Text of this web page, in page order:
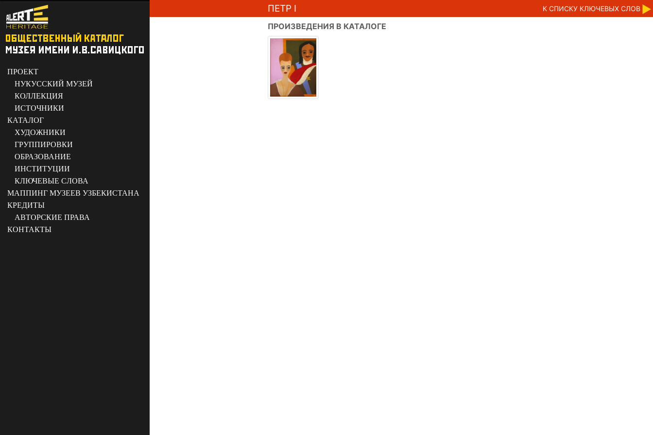
ПРОЕКТ
НУКУССКИЙ МУЗЕЙ
КОЛЛЕКЦИЯ
ИСТОЧНИКИ
КАТАЛОГ
ХУДОЖНИКИ
ГРУППИРОВКИ
ОБРАЗОВАНИЕ
ИНСТИТУЦИИ
КЛЮЧЕВЫЕ СЛОВА
МАППИНГ МУЗЕЕВ УЗБЕКИСТАНА
КРЕДИТЫ
АВТОРСКИЕ ПРАВА
КОНТАКТЫ
ПЕТР I К CПИСКУ КЛЮЧЕВЫХ СЛОВ
ПРОИЗВЕДЕНИЯ В КАТАЛОГЕ